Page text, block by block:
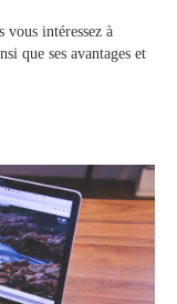
vous intéressez à
que ses avantages et